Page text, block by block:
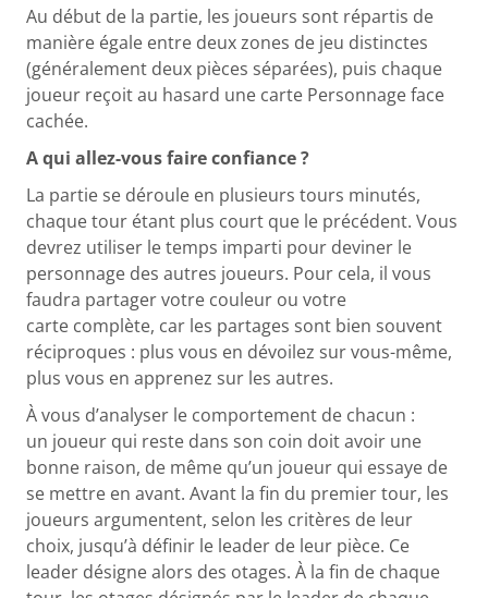
Au début de la partie, les joueurs sont répartis de
manière égale entre deux zones de jeu distinctes
(généralement deux pièces séparées), puis chaque
joueur reçoit au hasard une carte Personnage face
cachée.
A qui allez-vous faire confiance ?
La partie se déroule en plusieurs tours minutés,
chaque tour étant plus court que le précédent. Vous
devrez utiliser le temps imparti pour deviner le
personnage des autres joueurs. Pour cela, il vous
faudra partager votre couleur ou votre
carte complète, car les partages sont bien souvent
réciproques : plus vous en dévoilez sur vous-même,
plus vous en apprenez sur les autres.
À vous d’analyser le comportement de chacun :
un joueur qui reste dans son coin doit avoir une
bonne raison, de même qu’un joueur qui essaye de
se mettre en avant. Avant la fin du premier tour, les
joueurs argumentent, selon les critères de leur
choix, jusqu’à définir le leader de leur pièce. Ce
leader désigne alors des otages. À la fin de chaque